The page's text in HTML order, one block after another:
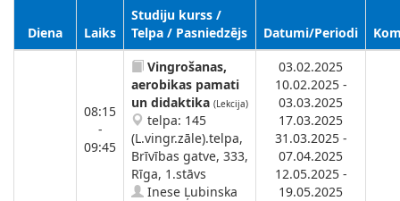
Diena Laiks
Studiju kurss /
Telpa / Pasniedzējs
Datumi/Periodi
08:15
-
09:45
Vingrošanas,
aerobikas pamati
un didaktika (Lekcija)
telpa: 145
(L.vingr.zāle).telpa,
Brīvības gatve, 333,
Rīga, 1.stāvs
Inese Ļubinska
03.02.2025
10.02.2025 -
03.03.2025
17.03.2025
31.03.2025 -
07.04.2025
12.05.2025 -
19.05.2025